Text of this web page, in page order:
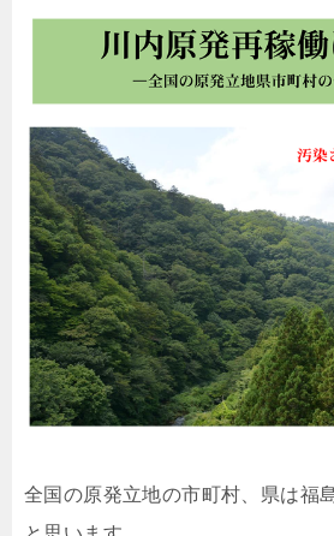
全国の原発立地の市町村、県は福